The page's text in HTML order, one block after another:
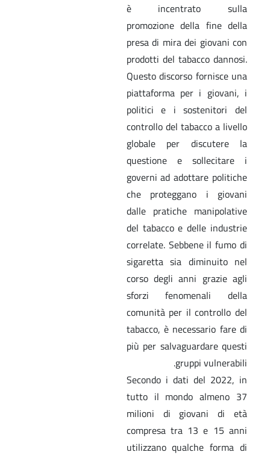
è incentrato sulla
promozione della fine della
presa di mira dei giovani con
prodotti del tabacco dannosi.
Questo discorso fornisce una
piattaforma per i giovani, i
politici e i sostenitori del
controllo del tabacco a livello
globale per discutere la
questione e sollecitare i
governi ad adottare politiche
che proteggano i giovani
dalle pratiche manipolative
del tabacco e delle industrie
correlate. Sebbene il fumo di
sigaretta sia diminuito nel
corso degli anni grazie agli
sforzi fenomenali della
comunità per il controllo del
tabacco, è necessario fare di
più per salvaguardare questi
gruppi vulnerabili.
Secondo i dati del 2022, in
tutto il mondo almeno 37
milioni di giovani di età
compresa tra 13 e 15 anni
utilizzano qualche forma di